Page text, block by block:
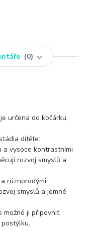
0
určena do kočárku,
dítěte:
a vysoce kontrastními
rozvoj smyslů a
různorodými
smyslů a jemné
možné ji připevnit